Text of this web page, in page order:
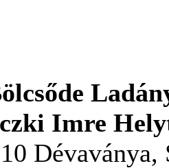
Imre
Dévaványa,